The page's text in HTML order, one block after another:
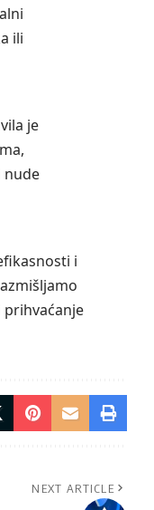
ili
je
nude
i
NEXT ARTICLE